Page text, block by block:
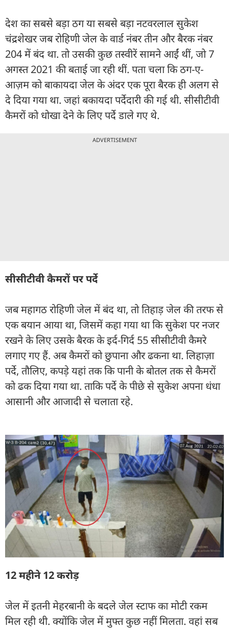
देश का सबसे बड़ा ठग या सबसे बड़ा नटवरलाल सुकेश
चंद्रशेखर जब रोहिणी जेल के वार्ड नंबर तीन और बैरक नंबर
204 में बंद था. तो उसकी कुछ तस्वीरें सामने आईं थीं, जो 7
अगस्त 2021 की बताई जा रही थीं. पता चला कि ठग-ए-
आज़म को बाकायदा जेल के अंदर एक पूरा बैरक ही अलग से
दे दिया गया था. जहां बकायदा पर्देदारी की गई थी. सीसीटीवी
कैमरों को धोखा देने के लिए पर्दे डाले गए थे.
ADVERTISEMENT
सीसीटीवी कैमरों पर पर्दे
जब महागठ रोहिणी जेल में बंद था, तो तिहाड़ जेल की तरफ से
एक बयान आया था, जिसमें कहा गया था कि सुकेश पर नजर
रखने के लिए उसके बैरक के इर्द-गिर्द 55 सीसीटीवी कैमरे
लगाए गए हैं. अब कैमरों को छुपाना और ढकना था. लिहाज़ा
पर्दे, तौलिए, कपड़े यहां तक कि पानी के बोतल तक से कैमरों
को ढक दिया गया था. ताकि पर्दे के पीछे से सुकेश अपना धंधा
आसानी और आजादी से चलाता रहे.
12 महीने 12 करोड़
जेल में इतनी मेहरबानी के बदले जेल स्टाफ का मोटी रकम
मिल रही थी. क्योंकि जेल में मुफ्त कुछ नहीं मिलता. वहां सब